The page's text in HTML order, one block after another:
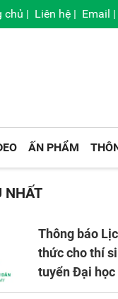
chủ | Liên hệ | Email |
ẤN PHẨM
NHẤT
Thông báo
thức cho thí
tuyển Đại học
tuyển mới,